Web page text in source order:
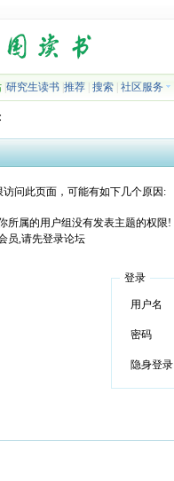
|研究生读书 |推荐 |搜索 |社区服务
问此页面，可能有如下几个原因:
所属的用户组没有发表主题的权限!
员,请先登录论坛
登录
用户名
密码
隐身登录